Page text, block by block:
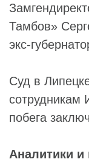
Тамбов»
экс-
Суд в
сотрудникам
побега
Аналитики